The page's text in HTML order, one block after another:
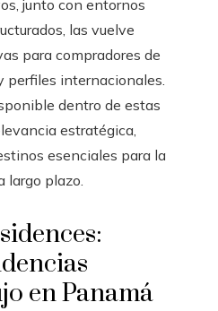
junto con entornos
las vuelve
para compradores de
perfiles internacionales.
dentro de estas
estratégica,
esenciales para la
largo plazo.
en Panamá